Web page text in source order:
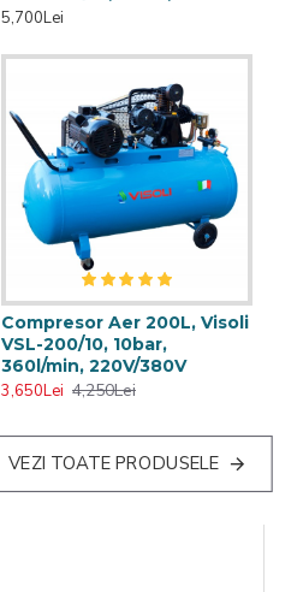
5,700Lei
Compresor Aer 200L, Visoli
VSL-200/10, 10bar,
360l/min, 220V/380V
3,650Lei 4,250Lei
VEZI TOATE PRODUSELE